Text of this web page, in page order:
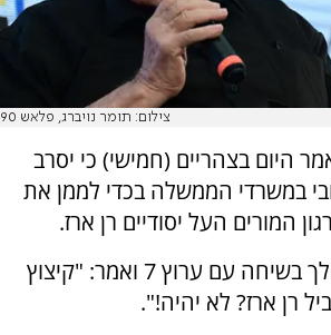
צילום: תומר נויברג, פלאש 90
היום בצהריים (חמישי) כי יסרב
במשרדי הממשלה בכדי לממן את
המורים העל יסודיים רן ארז.
השר תקף את המהלך בשיחה עם ערוץ 7 ואמר: "קיצוץ
רן ארז? לא יהיה!".